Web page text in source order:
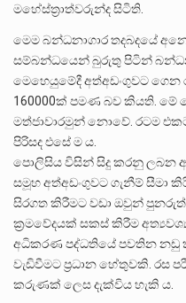
මහේස්ත්‍රාත්වරුන්ද සිටිති.
මෙම බන්ධනාගාර තදබදයේ
සම්බන්ධයෙන් බුරුතු පිටින්
මෙහෙයුමේදී අත්අඩංගුවට
160000ක් පමණ බව කියති.
මත්ජාවාරමුන් නොවේ. රටම
පිරිසද එසේ ම ය.
පොලිසිය විසින් සිදු කරනු ලබන
සමූහ අත්අඩංගුවට ගැනීම් සීමා
සිරගත කිරීමට වඩා ඔවුන්
ක්‍රමවේදයක් සකස් කිරීම
අධිකරණ පද්ධතියේ පවතින නඩු
වැඩිවීමට ප්‍රධාන හේතුවකි. රස
කරුණක් ලෙස දැක්විය හැකි ය.